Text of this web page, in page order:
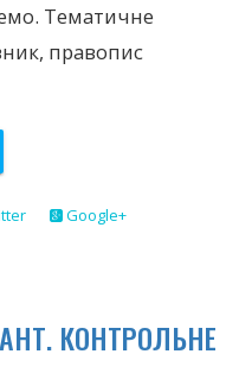
Тематичне
правопис
Google+
КОНТРОЛЬНЕ